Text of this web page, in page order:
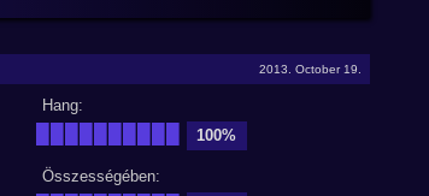
2013. October 19.
Hang:
100%
Összességében: